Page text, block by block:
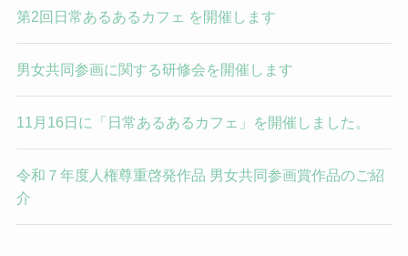
第2回日常あるあるカフェ を開催します
男女共同参画に関する研修会を開催します
11月16日に「日常あるあるカフェ」を開催しました。
令和７年度人権尊重啓発作品 男女共同参画賞作品のご紹
介